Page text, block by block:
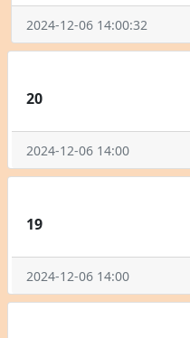
2024-12-06 14:00:32
20
2024-12-06 14:00
19
2024-12-06 14:00